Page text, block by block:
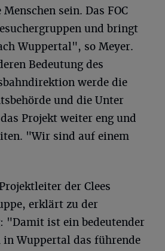
sein. Das FOC
und bringt
Wuppertal", so Meyer.
Bedeutung des
werde die
und die Unter
Projekt weiter eng und
"Wir sind auf einem
der Clees
erklärt zu der
"Damit ist ein bedeutender
Wuppertal das führende